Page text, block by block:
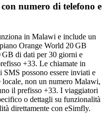
numero di telefono e
in Malawi e include un
Orange World 20 GB
GB di dati per 30 giorni e
+33. Le chiamate in
SMS possono essere inviati e
non un numero Malawi,
il prefisso +33. I viaggiatori
o dettagli su funzionalità
direttamente con eSimfly.